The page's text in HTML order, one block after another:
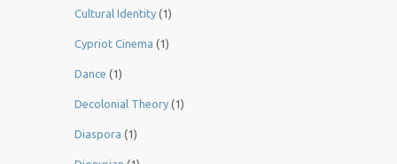
Cultural Identity (1)
Cypriot Cinema (1)
Dance (1)
Decolonial Theory (1)
Diaspora (1)